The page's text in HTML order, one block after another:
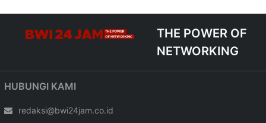
THE POWER OF
NETWORKING
HUBUNGI KAMI
redaksi@bwi24jam.co.id